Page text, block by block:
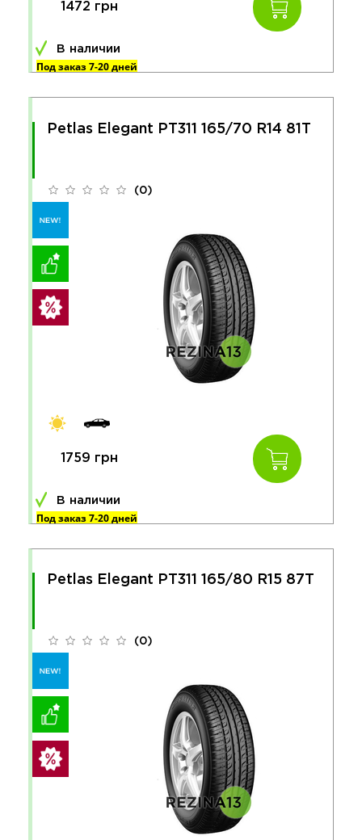
1472 грн
В наличии
Под заказ 7-20 дней
Petlas Elegant PT311 165/70 R14 81T
(0)
1759 грн
В наличии
Под заказ 7-20 дней
Petlas Elegant PT311 165/80 R15 87T
(0)